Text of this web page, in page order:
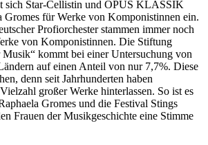
sich Star-Cellistin und OPUS KLASSIK
Gromes für Werke von Komponistinnen ein.
Profiorchester stammen immer noch
von Komponistinnen. Die Stiftung
Musik“ kommt bei einer Untersuchung von
auf einen Anteil von nur 7,7%. Diese
denn seit Jahrhunderten haben
großer Werke hinterlassen. So ist es
Gromes und die Festival Stings
Frauen der Musikgeschichte eine Stimme